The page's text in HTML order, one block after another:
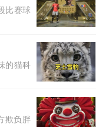
“尽管爱好不
曲自己”等
人渴望自洽、
文化的背景
“可爱即原
比赛球
的猫科
欺负胖